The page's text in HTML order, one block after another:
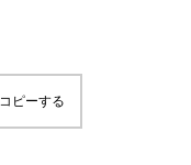
ピーする